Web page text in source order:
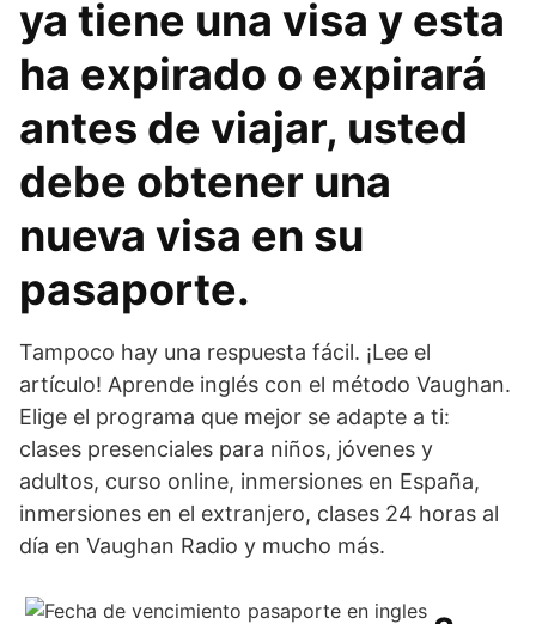
ya tiene una visa y esta
ha expirado o expirará
antes de viajar, usted
debe obtener una
nueva visa en su
pasaporte.
Tampoco hay una respuesta fácil. ¡Lee el
artículo! Aprende inglés con el método Vaughan.
Elige el programa que mejor se adapte a ti:
clases presenciales para niños, jóvenes y
adultos, curso online, inmersiones en España,
inmersiones en el extranjero, clases 24 horas al
día en Vaughan Radio y mucho más.